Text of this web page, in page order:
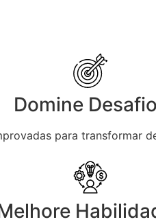
Domine
para transformar